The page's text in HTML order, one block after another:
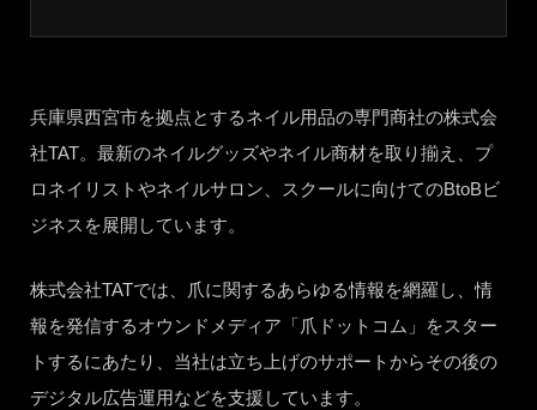
兵庫県西宮市を拠点とするネイル用品の専門商社の株式会
社TAT。最新のネイルグッズやネイル商材を取り揃え、プ
ロネイリストやネイルサロン、スクールに向けてのBtoBビ
ジネスを展開しています。
株式会社TATでは、爪に関するあらゆる情報を網羅し、情
報を発信するオウンドメディア「爪ドットコム」をスター
トするにあたり、当社は立ち上げのサポートからその後の
デジタル広告運用などを支援しています。